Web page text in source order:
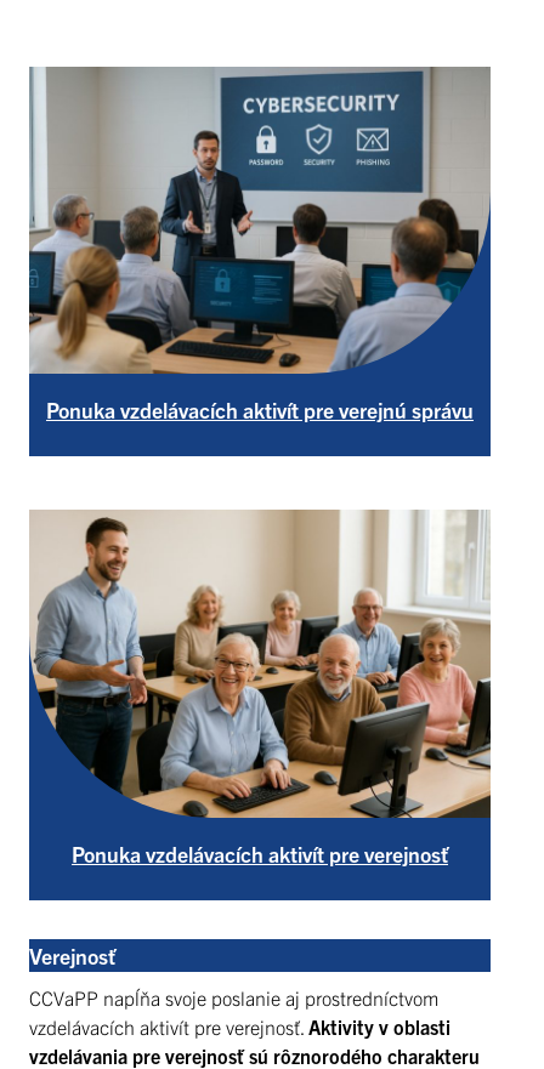
Ponuka vzdelávacích aktivít pre verejnú správu
Ponuka vzdelávacích aktivít pre verejnosť
Verejnosť
CCVaPP napĺňa svoje poslanie aj prostredníctvom
vzdelávacích aktivít pre verejnosť. Aktivity v oblasti
vzdelávania pre verejnosť sú rôznorodého charakteru